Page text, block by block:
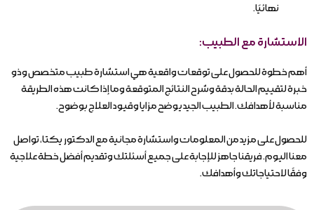
نهائيًا.
الاستشارة مع الطبيب:
أهم خطوة للحصول على توقعات واقعية هي استشارة طبيب متخصص وذو
خبرة لتقييم الحالة بدقة وشرح النتائج المتوقعة وما إذا كانت هذه الطريقة
مناسبة لأهدافك. الطبيب الجيد يوضح مزايا وقيود العلاج بوضوح.
للحصول على مزيد من المعلومات واستشارة مجانية مع الدكتور يكتا، تواصل
معنا اليوم. فريقنا جاهز للإجابة على جميع أسئلتك وتقديم أفضل خطة علاجية
وفقًا لاحتياجاتك وأهدافك.